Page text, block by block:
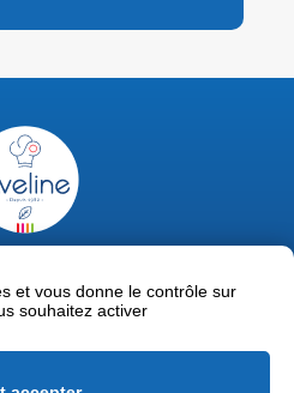
47 63 18 92
et vous donne le contrôle sur
souhaitez activer